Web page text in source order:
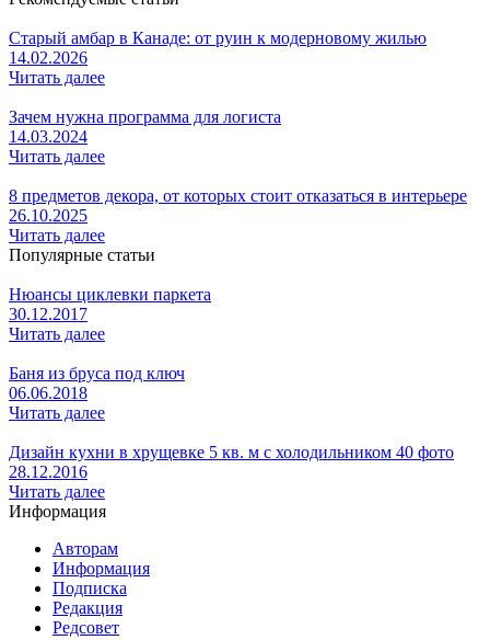
Старый амбар в Канаде: от руин к модерновому жилью
14.02.2026
Читать далее
Зачем нужна программа для логиста
14.03.2024
Читать далее
8 предметов декора, от которых стоит отказаться в интерьере
26.10.2025
Читать далее
Популярные статьи
Нюансы циклевки паркета
30.12.2017
Читать далее
Баня из бруса под ключ
06.06.2018
Читать далее
Дизайн кухни в хрущевке 5 кв. м с холодильником 40 фото
28.12.2016
Читать далее
Информация
Авторам
Информация
Подписка
Редакция
Редсовет